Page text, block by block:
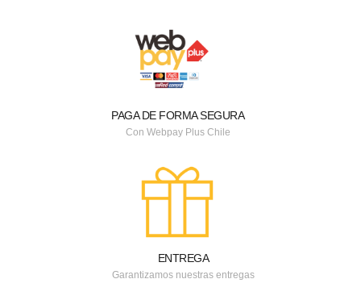
PAGA DE FORMA SEGURA
Con Webpay Plus Chile
ENTREGA
Garantizamos nuestras entregas